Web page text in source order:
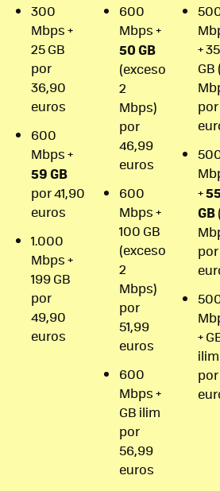
300
Mbps +
25 GB
por
36,90
euros
600
Mbps +
59 GB
por 41,90
euros
1.000
Mbps +
199 GB
por
49,90
euros
600
Mbps +
50 GB
(exceso
2
Mbps)
por
46,99
euros
600
Mbps +
100 GB
(exceso
2
Mbps)
por
51,99
euros
600
Mbps +
GB ilim
por
56,99
euros
+ 35
GB
+
GB
+
ilim